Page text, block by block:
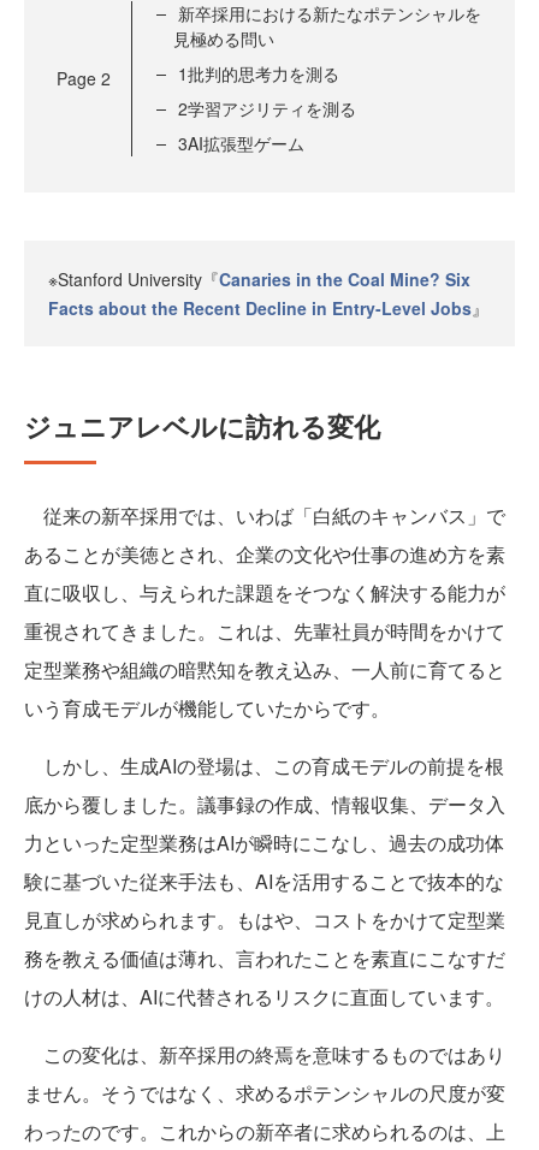
Page 2
新卒採用における新たなポテンシャルを
見極める問い
1批判的思考力を測る
2学習アジリティを測る
3AI拡張型ゲーム
※Stanford University『Canaries in the Coal Mine? Six
Facts about the Recent Decline in Entry-Level Jobs』
ジュニアレベルに訪れる変化
従来の新卒採用では、いわば「白紙のキャンバス」で
あることが美徳とされ、企業の文化や仕事の進め方を素
直に吸収し、与えられた課題をそつなく解決する能力が
重視されてきました。これは、先輩社員が時間をかけて
定型業務や組織の暗黙知を教え込み、一人前に育てると
いう育成モデルが機能していたからです。
しかし、生成AIの登場は、この育成モデルの前提を根
底から覆しました。議事録の作成、情報収集、データ入
力といった定型業務はAIが瞬時にこなし、過去の成功体
験に基づいた従来手法も、AIを活用することで抜本的な
見直しが求められます。もはや、コストをかけて定型業
務を教える価値は薄れ、言われたことを素直にこなすだ
けの人材は、AIに代替されるリスクに直面しています。
この変化は、新卒採用の終焉を意味するものではあり
ません。そうではなく、求めるポテンシャルの尺度が変
わったのです。これからの新卒者に求められるのは、上